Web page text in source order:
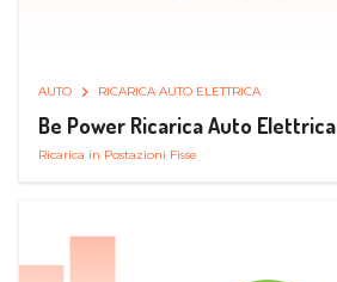
AUTO RICARICA AUTO ELETTRICA
Be Power Ricarica Auto Elettrica
Ricarica in Postazioni Fisse